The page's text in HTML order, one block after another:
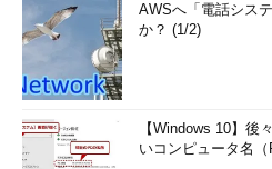
AWSへ「電話シス
か？ (1/2)
【Windows 10】後
いコンピュータ名